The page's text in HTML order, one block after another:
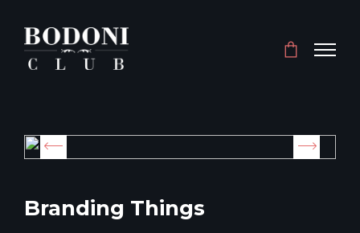
Branding Things